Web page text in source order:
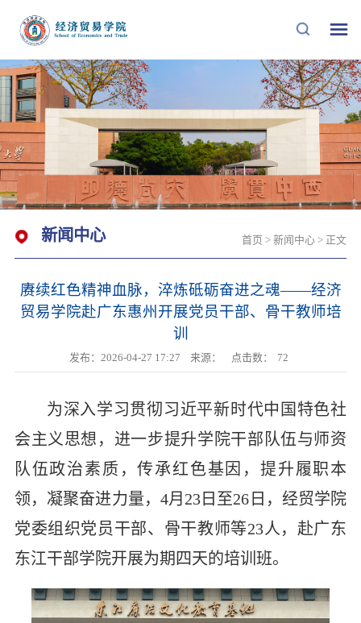
新闻中心 首页 >新闻中心 > 正文
赓续红色精神血脉，淬炼砥砺奋进之魂——经济
贸易学院赴广东惠州开展党员干部、骨干教师培
训
发布：2026-04-27 17:27 来源： 点击数： 72
为深入学习贯彻习近平新时代中国特色社
会主义思想，进一步提升学院干部队伍与师资
队伍政治素质，传承红色基因，提升履职本
领，凝聚奋进力量，4月23日至26日，经贸学院
党委组织党员干部、骨干教师等23人，赴广东
东江干部学院开展为期四天的培训班。